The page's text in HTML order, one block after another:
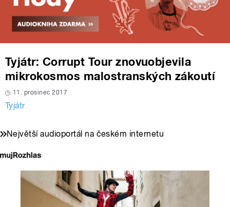
Tyjátr: Corrupt Tour znovuobjevila
mikrokosmos malostranských zákoutí
11. prosinec 2017
Tyjátr
Největší audioportál na českém internetu